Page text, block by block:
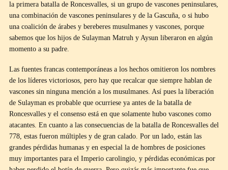
la primera batalla de Roncesvalles, si un grupo de vascones peninsulares,
una combinación de vascones peninsulares y de la Gascuña, o si hubo
una coalición de árabes y bereberes musulmanes y vascones, porque
sabemos que los hijos de Sulayman Matruh y Aysun liberaron en algún
momento a su padre.
Las fuentes francas contemporáneas a los hechos omitieron los nombres
de los líderes victoriosos, pero hay que recalcar que siempre hablan de
vascones sin ninguna mención a los musulmanes. Así pues la liberación
de Sulayman es probable que ocurriese ya antes de la batalla de
Roncesvalles y el consenso está en que solamente hubo vascones como
atacantes. En cuanto a las consecuencias de la batalla de Roncesvalles del
778, estas fueron múltiples y de gran calado. Por un lado, están las
grandes pérdidas humanas y en especial la de hombres de posiciones
muy importantes para el Imperio carolingio, y pérdidas económicas por